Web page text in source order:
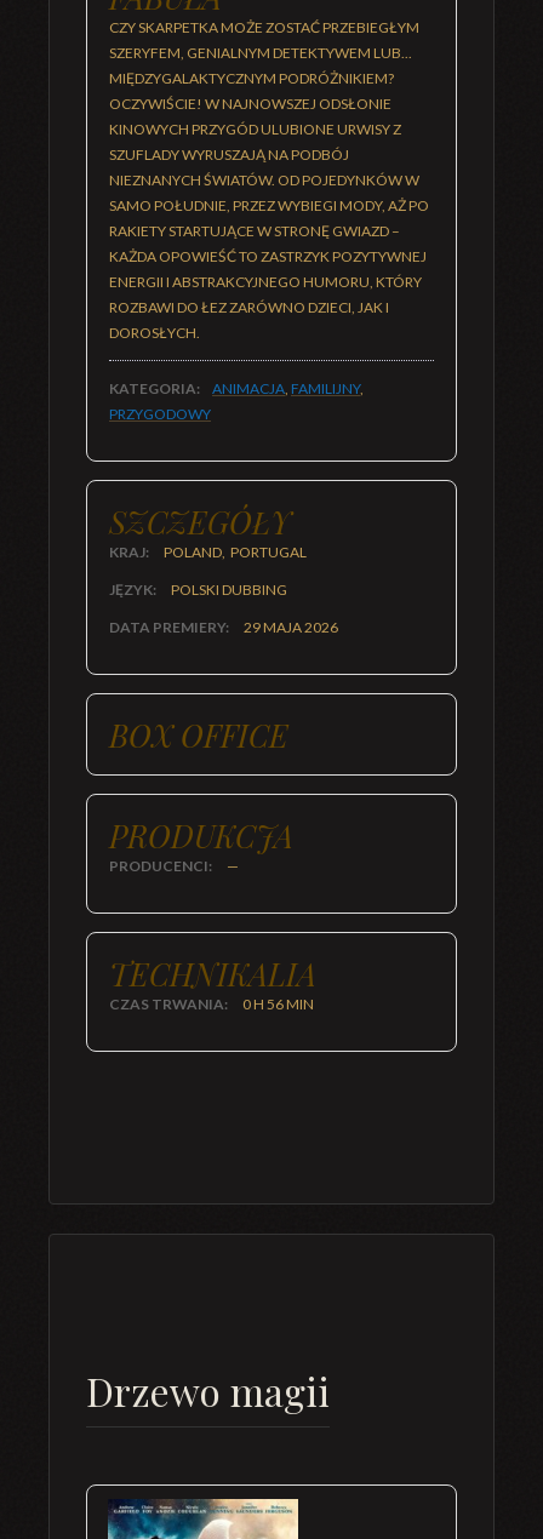
CZY SKARPETKA MOŻE ZOSTAĆ PRZEBIEGŁYM
SZERYFEM, GENIALNYM DETEKTYWEM LUB...
MIĘDZYGALAKTYCZNYM PODRÓŻNIKIEM?
OCZYWIŚCIE! W NAJNOWSZEJ ODSŁONIE
KINOWYCH PRZYGÓD ULUBIONE URWISY Z
SZUFLADY WYRUSZAJĄ NA PODBÓJ
NIEZNANYCH ŚWIATÓW. OD POJEDYNKÓW W
SAMO POŁUDNIE, PRZEZ WYBIEGI MODY, AŻ PO
RAKIETY STARTUJĄCE W STRONĘ GWIAZD –
KAŻDA OPOWIEŚĆ TO ZASTRZYK POZYTYWNEJ
ENERGII I ABSTRAKCYJNEGO HUMORU, KTÓRY
ROZBAWI DO ŁEZ ZARÓWNO DZIECI, JAK I
DOROSŁYCH.
KATEGORIA: ANIMACJA, FAMILIJNY,
PRZYGODOWY
SZCZEGÓŁY
KRAJ: POLAND, PORTUGAL
JĘZYK: POLSKI DUBBING
DATA PREMIERY: 29 MAJA 2026
BOX OFFICE
PRODUKCJA
PRODUCENCI: —
TECHNIKALIA
CZAS TRWANIA: 0 H 56 MIN
Drzewo magii